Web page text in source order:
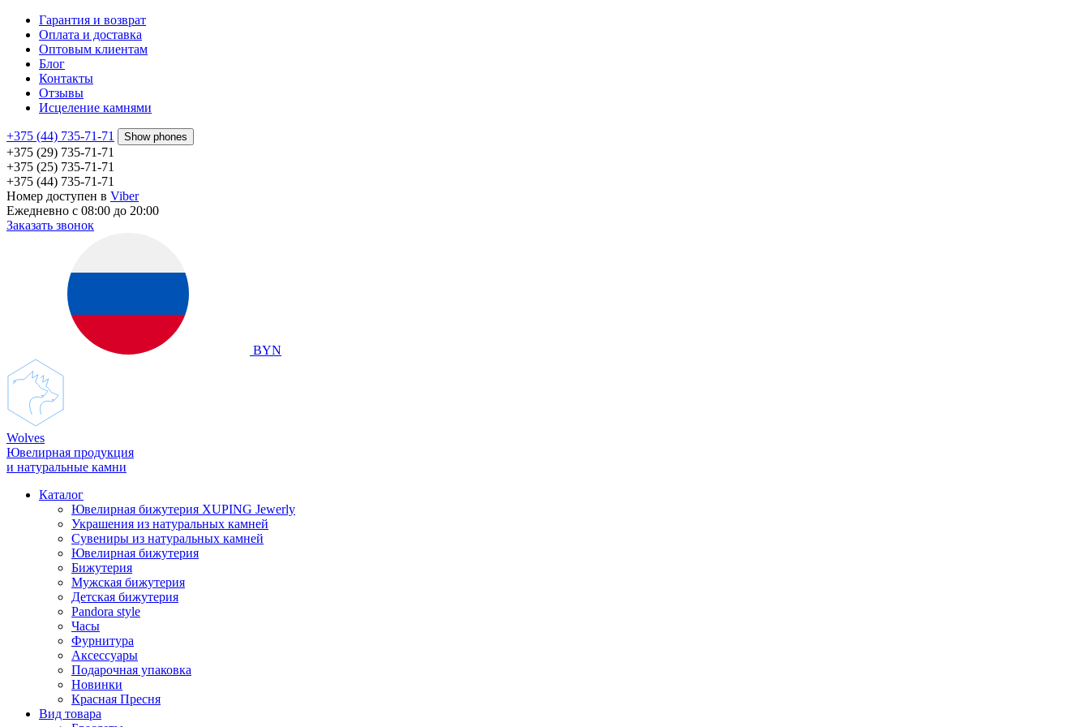
Гарантия и возврат
Оплата и доставка
Оптовым клиентам
Блог
Контакты
Отзывы
Исцеление камнями
+375 (44) 735-71-71 Show phones
+375 (29) 735-71-71
+375 (25) 735-71-71
+375 (44) 735-71-71
Номер доступен в Viber
Ежедневно с 08:00 до 20:00
Заказать звонок
BYN
Wolves
Ювелирная продукция
и натуральные камни
Каталог
Ювелирная бижутерия XUPING Jewerly
Украшения из натуральных камней
Сувениры из натуральных камней
Ювелирная бижутерия
Бижутерия
Мужская бижутерия
Детская бижутерия
Pandora style
Часы
Фурнитура
Аксеcсуары
Подарочная упаковка
Новинки
Красная Пресня
Вид товара